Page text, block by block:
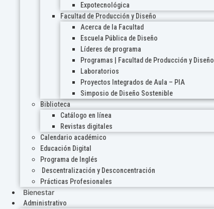
Expotecnológica
Facultad de Producción y Diseño
Acerca de la Facultad
Escuela Pública de Diseño
Líderes de programa
Programas | Facultad de Producción y Diseño
Laboratorios
Proyectos Integrados de Aula – PIA
Simposio de Diseño Sostenible
Biblioteca
Catálogo en línea
Revistas digitales
Calendario académico
Educación Digital
Programa de Inglés
Descentralización y Desconcentración
Prácticas Profesionales
Bienestar
Administrativo